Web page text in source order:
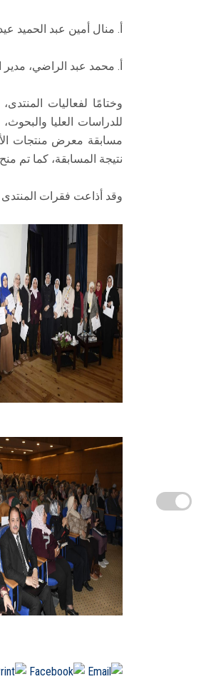
أ. منال أمين عبد الحميد
أ. محمد عبد الراضي، مدير
وختامًا لفعاليات
للدراسات العليا
مسابقة معرض منتجات
نتيجة المسابقة، كما تم
وقد أذاعت فقرات